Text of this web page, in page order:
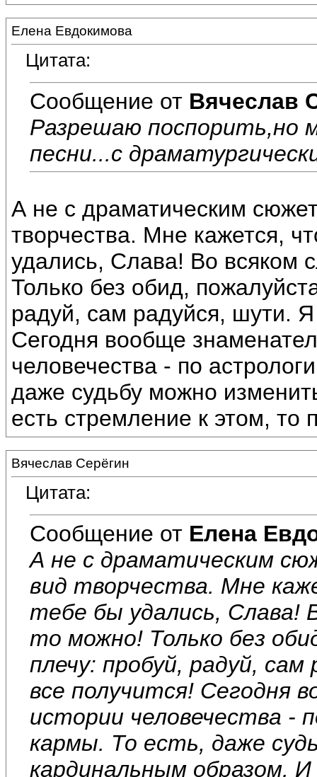
Елена Евдокимова
Цитата:
Сообщение от Вячеслав
Разрешаю поспорить,но
песни...с
А не с драматическим
творчества. Мне кажется,
удались, Слава! Во всяком
Только без обид,
радуй, сам радуйся, шути.
Сегодня вообще
человечества - по
даже судьбу можно
есть стремление к этом, то
Вячеслав Серёгин
Цитата:
Сообщение от Елена
А не с драматическим
вид творчества. Мне
тебе бы удались, Слава!
то можно! Только без
плечу: пробуй, радуй,
все получится! Сегодня
истории человечества -
кармы. То есть, даже
кардинальным образом.